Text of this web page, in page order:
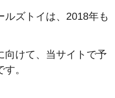
ルズトイは、2018年も
向けて、当サイトで予
。